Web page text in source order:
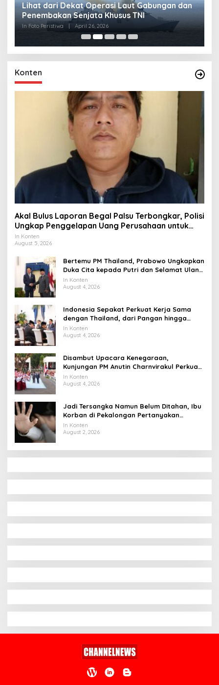
Lihat dari Dekat Operasi Laut Gabungan dan
Penembakan Senjata Khusus TNI
In Foto Peristiwa April 26, 2026
Konten
Akal Bulus Laporan Begal Palsu Terbongkar, Polisi
Ungkap Penggelapan Uang Perusahaan untuk
Crypto
In Konten
August 5, 2026
Bertemu PM Thailand, Prabowo Ungkapkan
Duka Cita kepada Putri dan Selamat Ulang
Tahun ke Raja Thailand
In Konten
August 4, 2026
Indonesia Sepakat Perkuat Kerja Sama
dengan Thailand, dari Pangan hingga
Ekonomi Digital
In Konten
August 4, 2026
Disambut Upacara Kenegaraan,
Kunjungan PM Anutin Charnvirakul Perkuat
Hubungan Indonesia-Thailand
In Konten
August 4, 2026
Jadi Tersangka Namun Belum Ditahan, Ibu
Korban di Pekalongan Pertanyakan
Keseriusan Polisi Tangani Kasus Rudapksa
Sampai Anaknya Hamil
In Konten
August 2, 2026